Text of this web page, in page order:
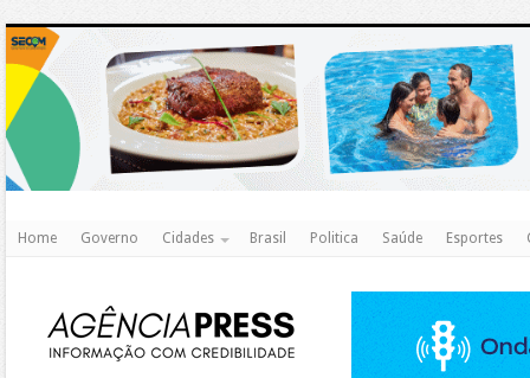
Home Governo Cidades Brasil Politica Saúde Esportes